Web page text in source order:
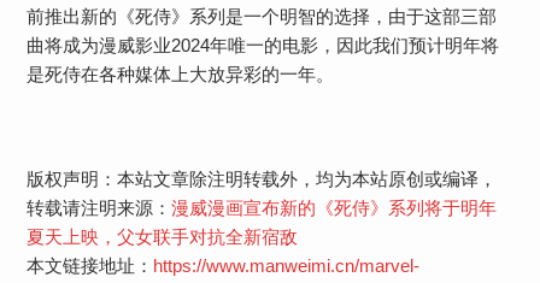
前推出新的《死侍》系列是一个明智的选择，由于这部三部
曲将成为漫威影业2024年唯一的电影，因此我们预计明年将
是死侍在各种媒体上大放异彩的一年。
版权声明：本站文章除注明转载外，均为本站原创或编译，
转载请注明来源： 漫威漫画宣布新的《死侍》系列将于明年
夏天上映，父女联手对抗全新宿敌
本文链接地址： https://www.manweimi.cn/marvel-